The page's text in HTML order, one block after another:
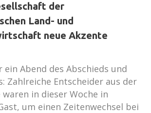
der
Land- und
neue Akzente
ein Abend des Abschieds und
Zahlreiche Entscheider aus der
in dieser Woche in
um einen Zeitenwechsel bei